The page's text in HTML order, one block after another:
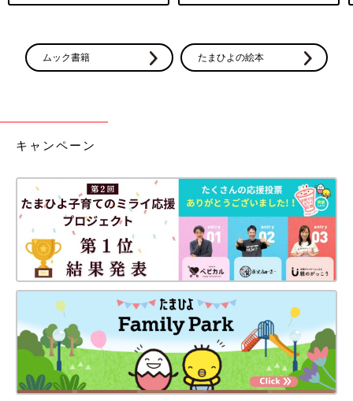
ムック書籍 たまひよの絵本
キャンペーン